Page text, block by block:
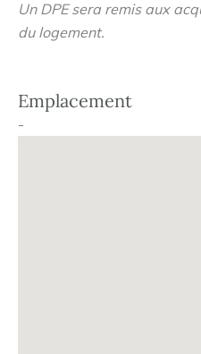
Un DPE sera remis aux
du logement.
Emplacement
-